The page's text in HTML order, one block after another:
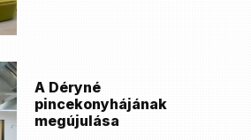
A Déryné
pincekonyhájának
megújulása